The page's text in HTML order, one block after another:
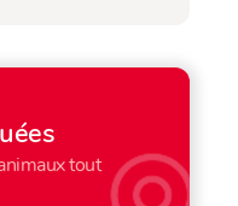
tout